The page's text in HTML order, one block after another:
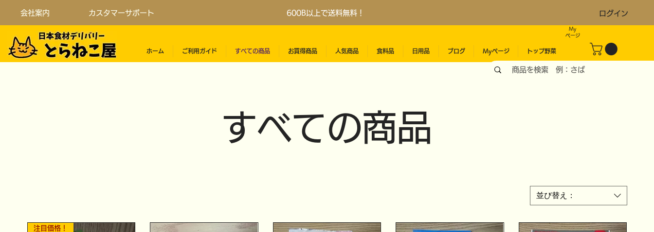
会社案内 カスタマーサポート 600B以上で送料無料！ ログイン
My
​ページ
ホーム ご利用ガイド すべての商品 お買得商品 人気商品 食料品 日用品 ブログ Myページ トップ野菜
​すべての商品
並び替え：
注目価格！